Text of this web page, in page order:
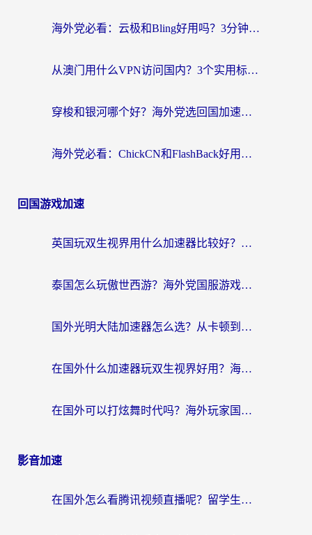
海外党必看：云极和Bling好用吗？3分钟教你选对回国加速器
从澳门用什么VPN访问国内？3个实用标准帮你避开坑，无缝刷剧听歌
穿梭和银河哪个好？海外党选回国加速器的避坑指南，附番茄加速器实测体验
海外党必看：ChickCN和FlashBack好用吗？3招教你选对回国加速器（附云极、HomeCN、斧牛vs艾果对比）
回国游戏加速
英国玩双生视界用什么加速器比较好？海外党亲测有效的国服游戏加速方案
泰国怎么玩傲世西游？海外党国服游戏加速终极攻略（附光明大陆量子特攻实测）
国外光明大陆加速器怎么选？从卡顿到丝滑的终极指南（含德国玩走开外星人墨西哥玩俄罗斯方块技巧）
在国外什么加速器玩双生视界好用？海外党亲测不踩坑的终极指南
在国外可以打炫舞时代吗？海外玩家国服游戏加速全攻略（附实测推荐）
影音加速
在国外怎么看腾讯视频直播呢？留学生亲测有效的回国加速指南